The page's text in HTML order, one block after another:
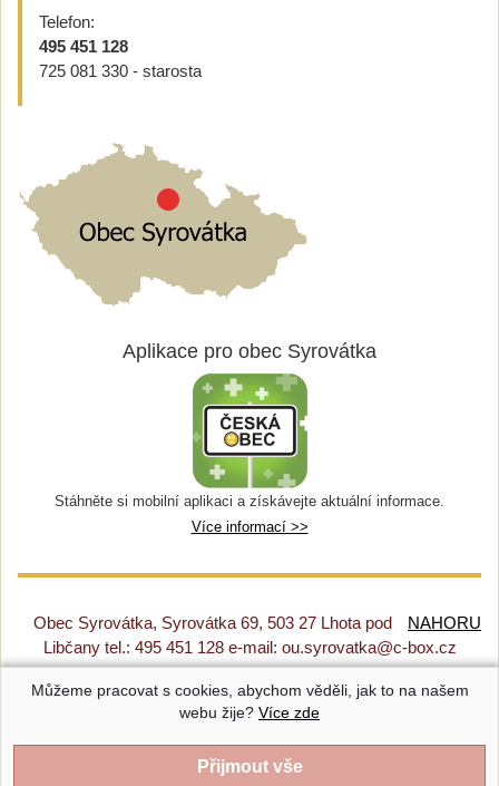
Telefon:
495 451 128
725 081 330 - starosta
Aplikace pro obec Syrovátka
Stáhněte si mobilní aplikaci a získávejte aktuální informace.
Více informací >>
NAHORU
Obec Syrovátka, Syrovátka 69, 503 27 Lhota pod
Libčany tel.: 495 451 128 e-mail: ou.syrovatka@c-box.cz
Prohlášení o přístupnosti|Původní web|Nastavení cookies
Můžeme pracovat s cookies, abychom věděli, jak to na našem
webu žije? Více zde